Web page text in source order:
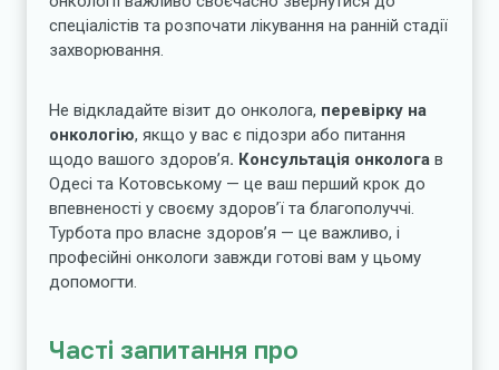
спеціалістів та розпочати лікування на ранній стадії
захворювання.
Не відкладайте візит до онколога, перевірку на
онкологію, якщо у вас є підозри або питання
щодо вашого здоров’я. Консультація онколога в
Одесі та Котовському — це ваш перший крок до
впевненості у своєму здоров’ї та благополуччі.
Турбота про власне здоров’я — це важливо, і
професійні онкологи завжди готові вам у цьому
допомогти.
Часті запитання про